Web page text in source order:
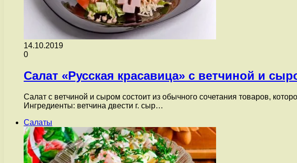
14.10.2019
0
Салат «Русская красавица» с ветчиной и
Салат с ветчиной и сыром состоит из обычного сочетания товаров,
Ингредиенты: ветчина двести г. сыр…
Салаты